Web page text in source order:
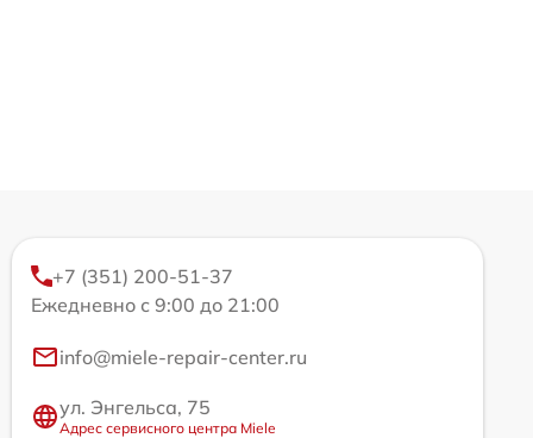
+7 (351) 200-51-37
Ежедневно с 9:00 до 21:00
info@miele-repair-center.ru
ул. Энгельса, 75
Адрес сервисного центра Miele